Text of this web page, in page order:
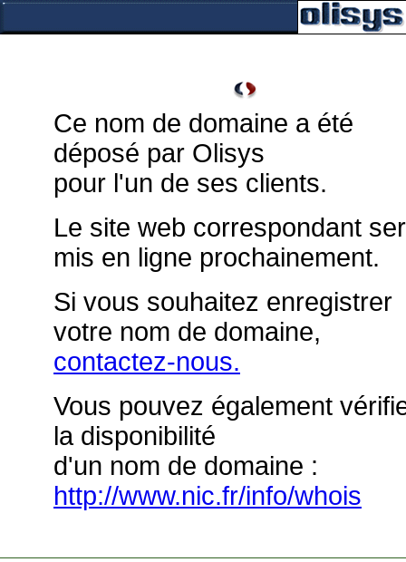
Ce nom de domaine a été
déposé par Olisys
pour l'un de ses clients.
Le site web correspondant
mis en ligne prochainement.
Si vous souhaitez enregistrer
votre nom de domaine,
contactez-nous.
Vous pouvez également
la disponibilité
d'un nom de domaine :
http://www.nic.fr/info/whois